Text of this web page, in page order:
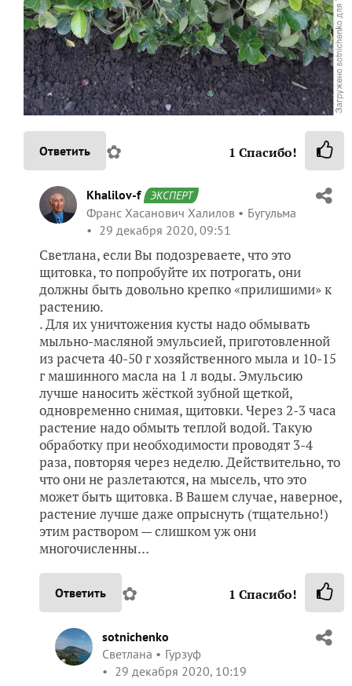
Ответить ✿ 1 Спасибо!
Khalilov-f ЭКСПЕРТ
Франс Хасанович Халилов
Бугульма
29 декабря 2020, 09:51
Светлана, если Вы подозреваете, что это
щитовка, то попробуйте их потрогать, они
должны быть довольно крепко «прилишими» к
растению.
. Для их уничтожения кусты надо обмывать
мыльно-масляной эмульсией, приготовленной
из расчета 40-50 г хозяйственного мыла и 10-15
г машинного масла на 1 л воды. Эмульсию
лучше наносить жёсткой зубной щеткой,
одновременно снимая, щитовки. Через 2-3 часа
растение надо обмыть теплой водой. Такую
обработку при необходимости проводят 3-4
раза, повторяя через неделю. Действительно, то
что они не разлетаются, на мысель, что это
может быть щитовка. В Вашем случае, наверное,
растение лучше даже опрыснуть (тщательно!)
этим раствором — слишком уж они
многочисленны…
Ответить ✿ 1 Спасибо!
sotnichenko
Светлана
Гурзуф
29 декабря 2020, 10:19